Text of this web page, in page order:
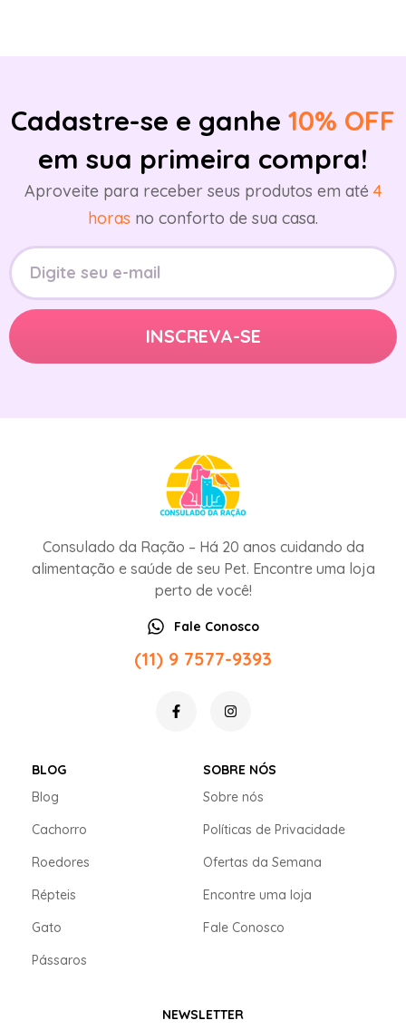
Cadastre-se e ganhe 10% OFF
em sua primeira compra!
Aproveite para receber seus produtos em até 4
horas no conforto de sua casa.
Consulado da Ração – Há 20 anos cuidando da
alimentação e saúde de seu Pet. Encontre uma loja
perto de você!
Fale Conosco
(11) 9 7577-9393
BLOG
Blog
Cachorro
Roedores
Répteis
Gato
Pássaros
SOBRE NÓS
Sobre nós
Políticas de Privacidade
Ofertas da Semana
Encontre uma loja
Fale Conosco
NEWSLETTER